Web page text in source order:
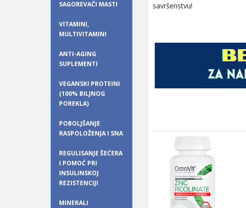
SAGOREVAČI MASTI
VITAMINI,
MULTIVITAMINI
ANTI-AGING
SUPLEMENTI
VEGANSKI PROTEINI
(100% BILJNOG
POREKLA)
POBOLJŠANJE
RASPOLOŽENJA I SNA
REGULISANJE ŠEĆERA
I POMOĆ PRI
INSULINSKOJ
REZISTENCIJI
MINERALI
savršenstvu!